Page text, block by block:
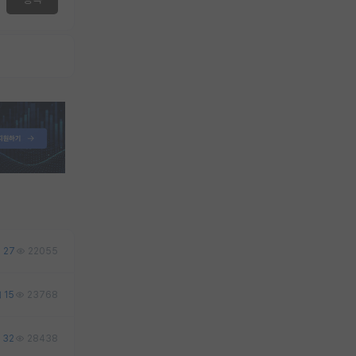
27 22055
15 23768
32 28438